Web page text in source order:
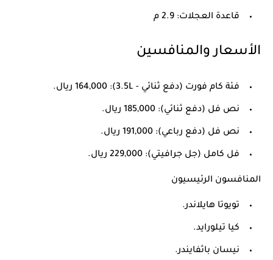
قاعدة العجلات: 2.9 م
الأسعار والمنافسين
فئة كام فورت (دفع ثنائي - 3.5L): 164,000 ريال.
نص فل (دفع ثنائي): 185,000 ريال.
نص فل (دفع رباعي): 191,000 ريال.
فل كامل (جل جرافيتي): 229,000 ريال.
المنافسون الرئيسيون
تويوتا هايلاندر.
كيا تيلورايد.
نيسان باثفايندر.